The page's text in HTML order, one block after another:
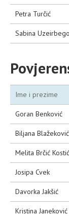
Petra Turčić
Sabina
Ime i prezime
Goran Benković
Biljana Blažeković
Melita Brčić Kostić
Josipa Cvek
Davorka Jakšić
Kristina